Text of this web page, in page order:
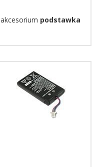
akcesorium podstawka